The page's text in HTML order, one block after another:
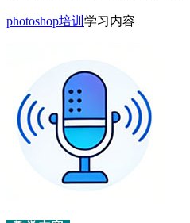
photoshop培训 学习内容